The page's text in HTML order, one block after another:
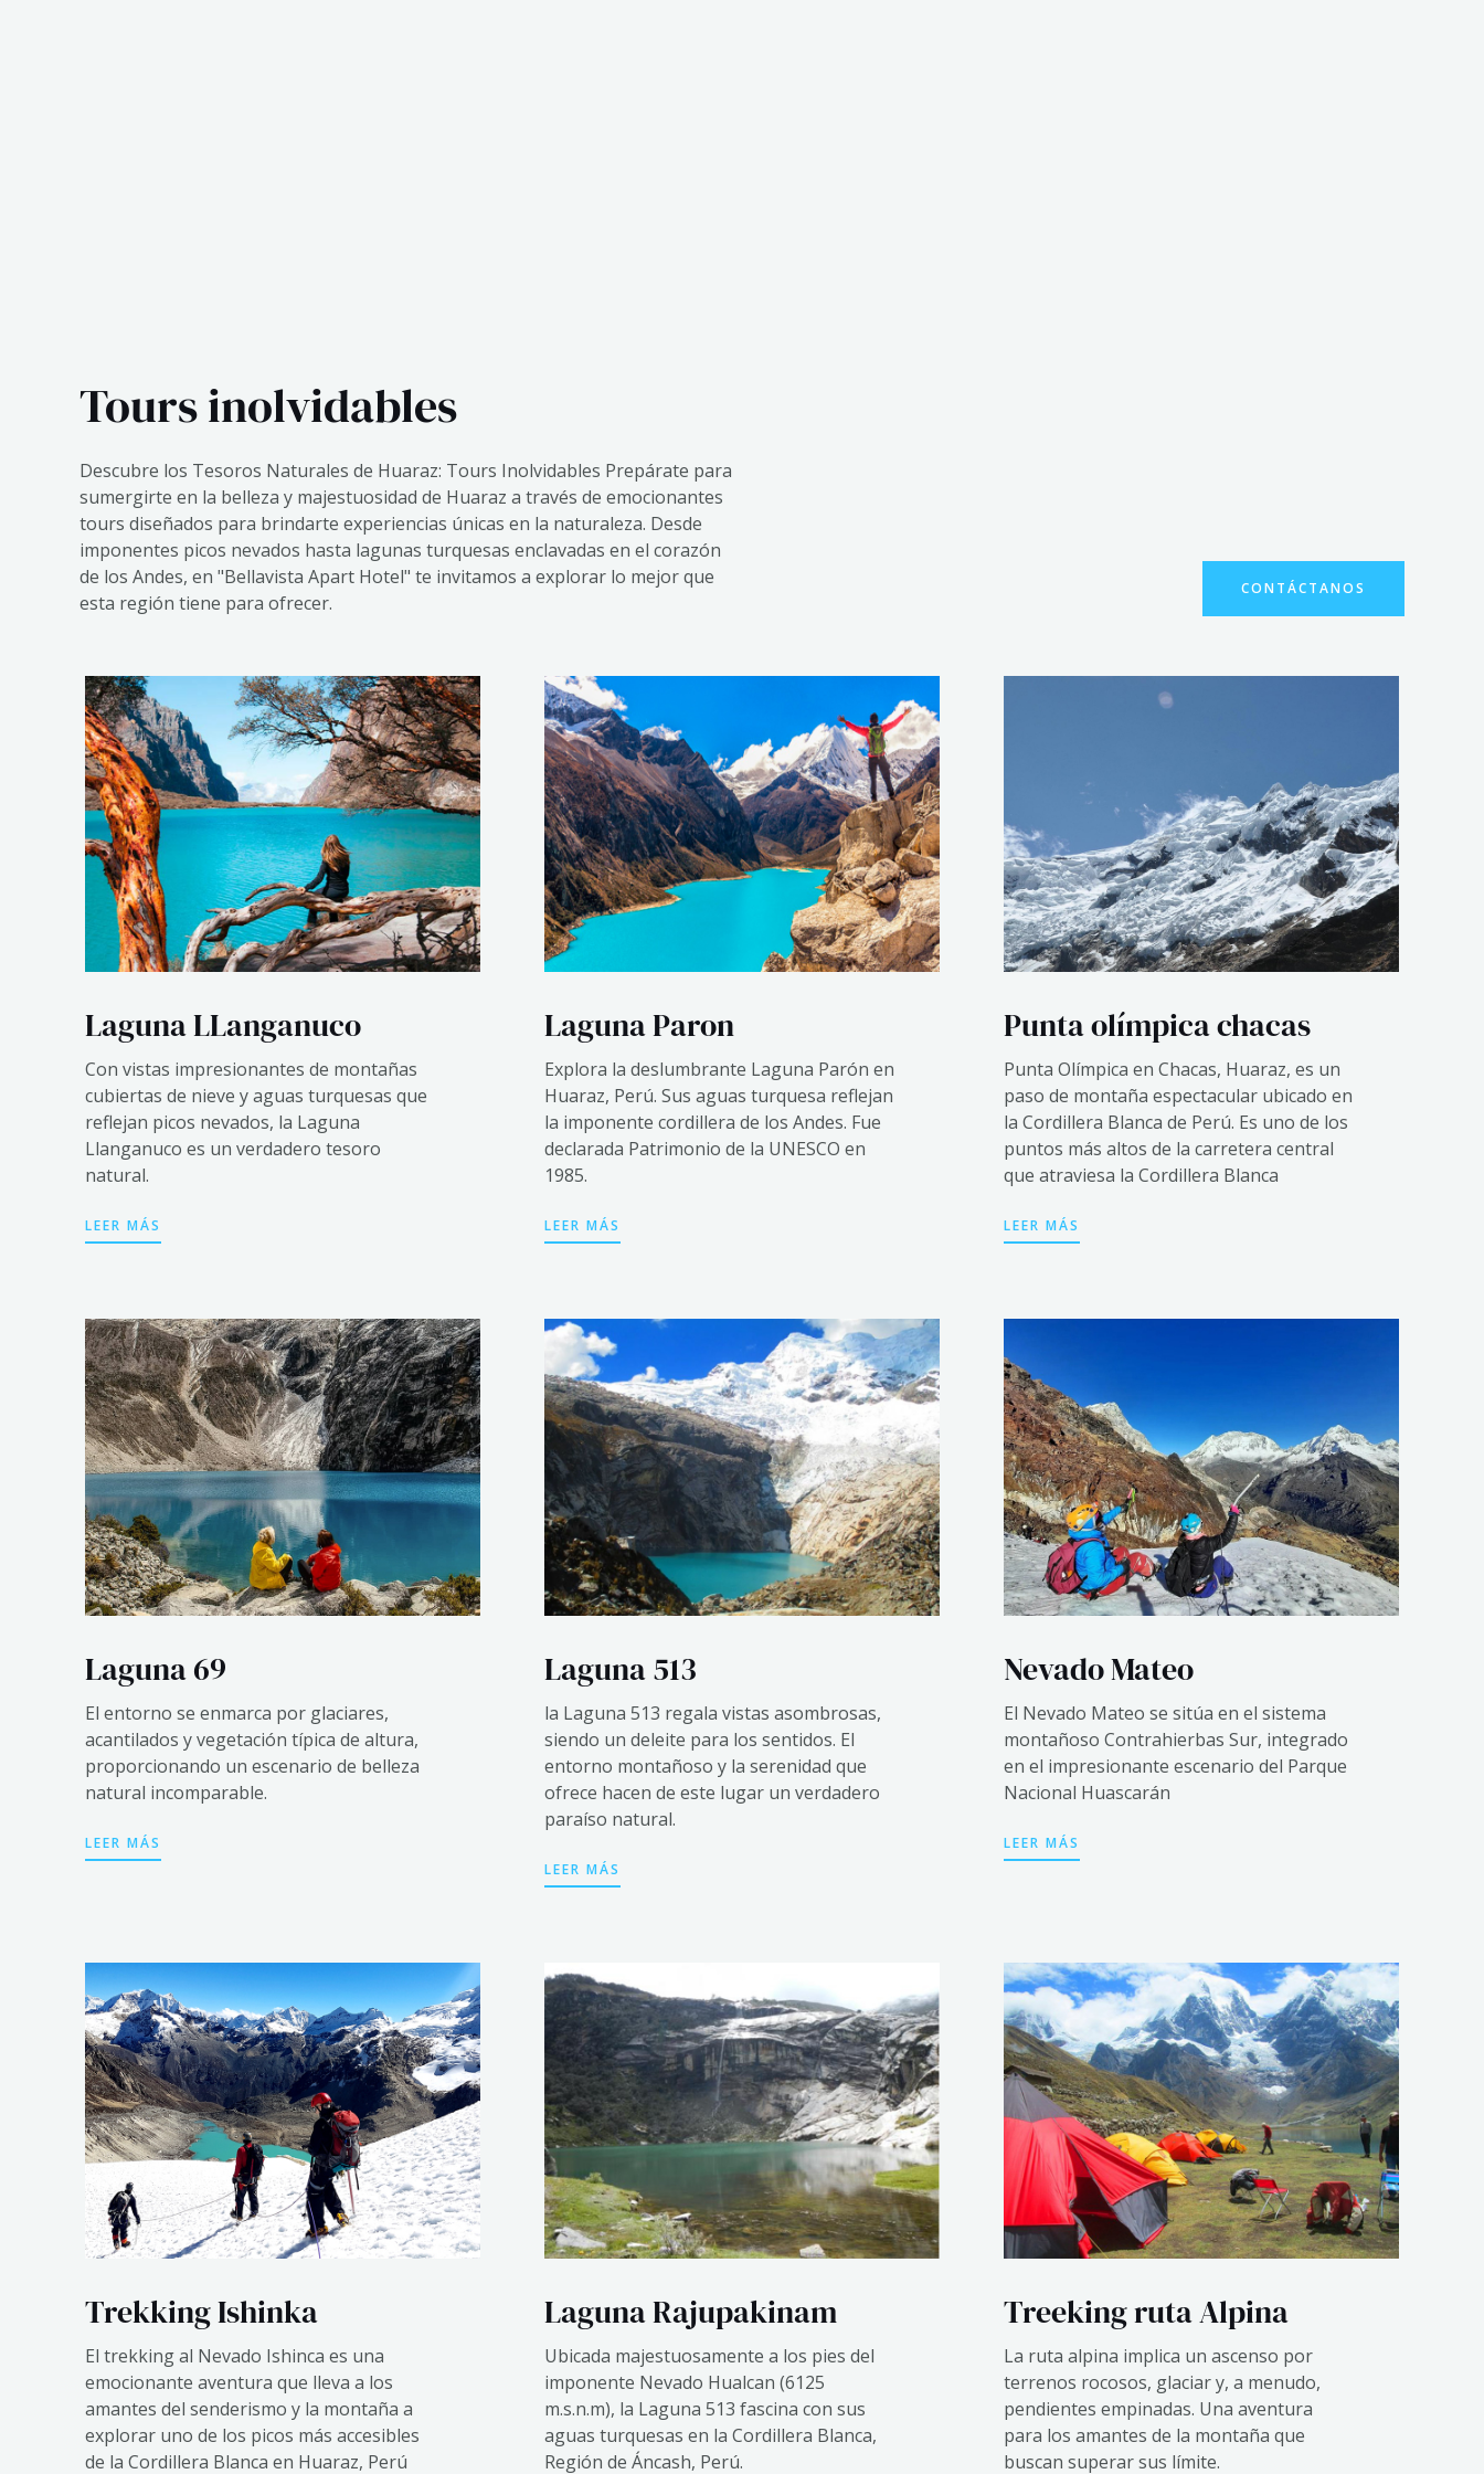
Tours inolvidables
Descubre los Tesoros Naturales de Huaraz: Tours Inolvidables Prepárate para
sumergirte en la belleza y majestuosidad de Huaraz a través de emocionantes
tours diseñados para brindarte experiencias únicas en la naturaleza. Desde
imponentes picos nevados hasta lagunas turquesas enclavadas en el corazón
de los Andes, en "Bellavista Apart Hotel" te invitamos a explorar lo mejor que
esta región tiene para ofrecer.
CONTÁCTANOS
Laguna LLanganuco
Con vistas impresionantes de montañas
cubiertas de nieve y aguas turquesas que
reflejan picos nevados, la Laguna
Llanganuco es un verdadero tesoro
natural.
LEER MÁS
Laguna Paron
Explora la deslumbrante Laguna Parón en
Huaraz, Perú. Sus aguas turquesa reflejan
la imponente cordillera de los Andes. Fue
declarada Patrimonio de la UNESCO en
1985.
LEER MÁS
Punta olímpica chacas
Punta Olímpica en Chacas, Huaraz, es un
paso de montaña espectacular ubicado en
la Cordillera Blanca de Perú. Es uno de los
puntos más altos de la carretera central
que atraviesa la Cordillera Blanca
LEER MÁS
Laguna 69
El entorno se enmarca por glaciares,
acantilados y vegetación típica de altura,
proporcionando un escenario de belleza
natural incomparable.
LEER MÁS
Laguna 513
la Laguna 513 regala vistas asombrosas,
siendo un deleite para los sentidos. El
entorno montañoso y la serenidad que
ofrece hacen de este lugar un verdadero
paraíso natural.
LEER MÁS
Nevado Mateo
El Nevado Mateo se sitúa en el sistema
montañoso Contrahierbas Sur, integrado
en el impresionante escenario del Parque
Nacional Huascarán
LEER MÁS
Trekking Ishinka
El trekking al Nevado Ishinca es una
emocionante aventura que lleva a los
amantes del senderismo y la montaña a
explorar uno de los picos más accesibles
de la Cordillera Blanca en Huaraz, Perú
Laguna Rajupakinam
Ubicada majestuosamente a los pies del
imponente Nevado Hualcan (6125
m.s.n.m), la Laguna 513 fascina con sus
aguas turquesas en la Cordillera Blanca,
Región de Áncash, Perú.
Treeking ruta Alpina
La ruta alpina implica un ascenso por
terrenos rocosos, glaciar y, a menudo,
pendientes empinadas. Una aventura
para los amantes de la montaña que
buscan superar sus límite.